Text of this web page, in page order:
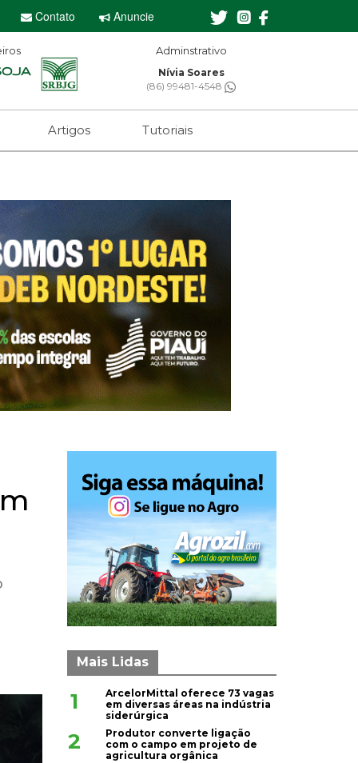
Contato Anuncie
Editor-chefe
Sebastian Eugênio
(61) 99650-2473
Artigos Tutoriais
Mais Lidas
1
ArcelorMittal oferece 73 vagas
em diversas áreas na indústria
siderúrgica
2
Produtor converte ligação
com o campo em projeto de
agricultura orgânica